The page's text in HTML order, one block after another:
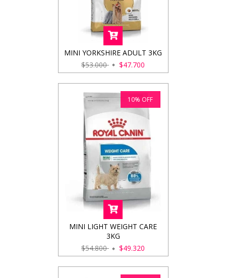
MINI YORKSHIRE ADULT 3KG
$53.000
$47.700
10% OFF
MINI LIGHT WEIGHT CARE
3KG
$54.800
$49.320